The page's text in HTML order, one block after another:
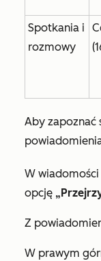
Spotkania i
rozmowy
Aby zapoznać
W
opcję
Z
W prawym